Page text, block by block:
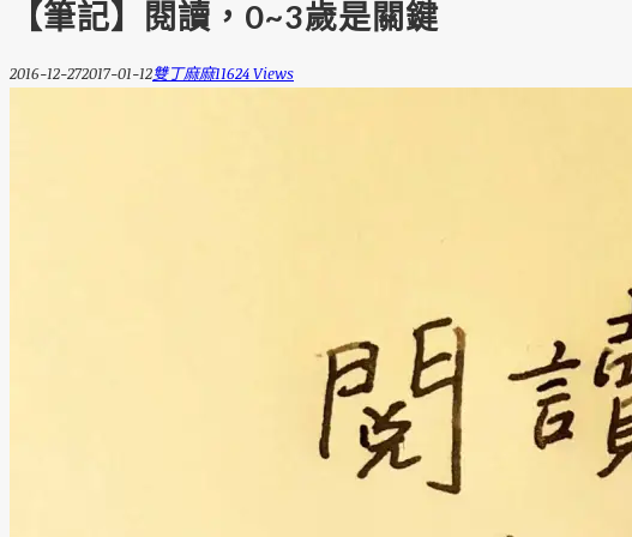
【筆記】閱讀，0~3歲是關鍵
2016-12-272017-01-12雙丁麻麻11624 Views